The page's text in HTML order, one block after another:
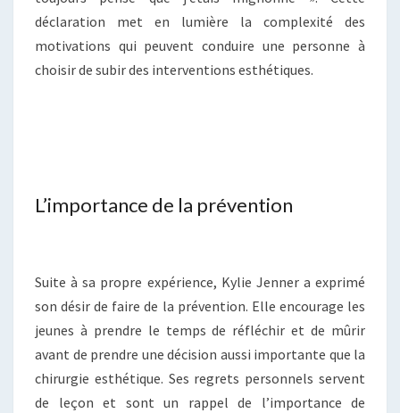
déclaration met en lumière la complexité des
motivations qui peuvent conduire une personne à
choisir de subir des interventions esthétiques.
L’importance de la prévention
Suite à sa propre expérience, Kylie Jenner a exprimé
son désir de faire de la prévention. Elle encourage les
jeunes à prendre le temps de réfléchir et de mûrir
avant de prendre une décision aussi importante que la
chirurgie esthétique. Ses regrets personnels servent
de leçon et sont un rappel de l’importance de